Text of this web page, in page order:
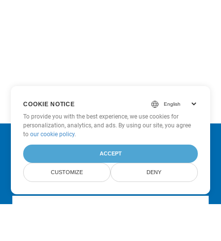
Subscribe to Aspose Product Updates
Get monthly newsletters & offers directly delivered to your
mailbox.
COOKIE NOTICE
To provide you with the best experience, we use cookies for
personalization, analytics, and ads. By using our site, you agree
toour cookie policy.
ACCEPT
CUSTOMIZE DENY